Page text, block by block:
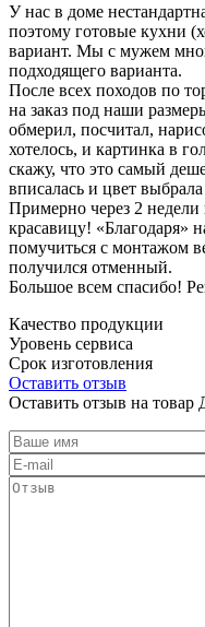
У нас в доме
поэтому готовые кухни
вариант. Мы с мужем
подходящего варианта.
После всех походов по
на заказ под наши
обмерил, посчитал,
хотелось, и картинка в
скажу, что это самый
вписалась и цвет
Примерно через 2
красавицу!
помучиться с монтажом
получился отменный.
Большое всем спасибо!
Качество продукции
Уровень сервиса
Срок изготовления
Оставить отзыв
Оставить отзыв на товар